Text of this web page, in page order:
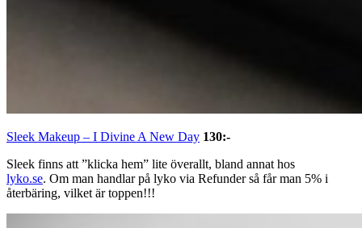
Sleek Makeup – I Divine A New Day 130:-
Sleek finns att ”klicka hem” lite överallt, bland annat hos
lyko.se. Om man handlar på lyko via Refunder så får man 5% i
återbäring, vilket är toppen!!!